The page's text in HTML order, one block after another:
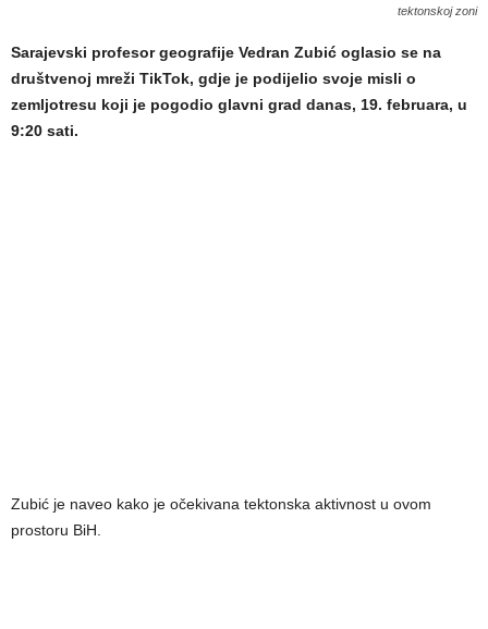
tektonskoj zoni
Sarajevski profesor geografije Vedran Zubić oglasio se na
društvenoj mreži TikTok, gdje je podijelio svoje misli o
zemljotresu koji je pogodio glavni grad danas, 19. februara, u
9:20 sati.
Zubić je naveo kako je očekivana tektonska aktivnost u ovom
prostoru BiH.